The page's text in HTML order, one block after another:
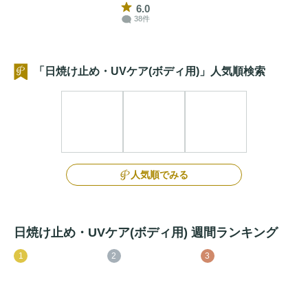
6.0
38件
「日焼け止め・UVケア(ボディ用)」人気順検索
人気順でみる
日焼け止め・UVケア(ボディ用) 週間ランキング
1 2 3